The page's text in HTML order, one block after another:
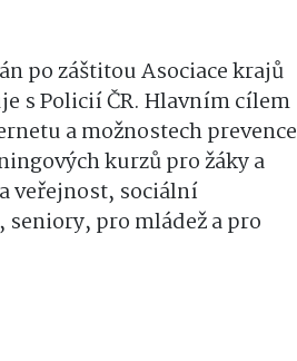
po záštitou Asociace krajů
s Policií ČR. Hlavním cílem
a možnostech prevence
kurzů pro žáky a
veřejnost, sociální
pro mládež a pro